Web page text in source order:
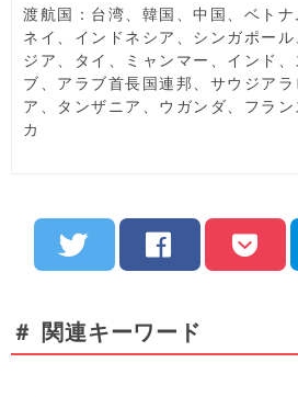
渡航国：台湾、韓国、中国、ベト
ネイ、インドネシア、シンガポー
ジア、タイ、ミャンマー、インド
ブ、アラブ首長国連邦、サウジア
ア、タンザニア、ウガンダ、フラ
カ
＃ 関連キーワード